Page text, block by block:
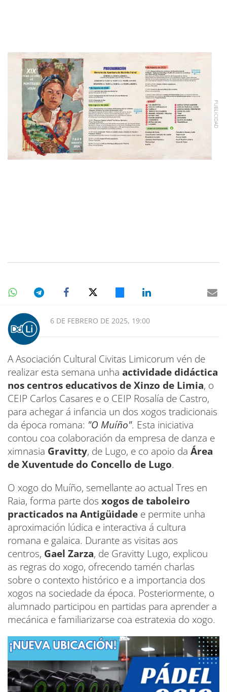
6 DE FEBRERO DE 2025, 19:00
A Asociación Cultural Civitas Limicorum vén de
realizar esta semana unha actividade didáctica
nos centros educativos de Xinzo de Limia, o
CEIP Carlos Casares e o CEIP Rosalía de Castro,
para achegar á infancia un dos xogos tradicionais
da época romana: "O Muíño". Esta iniciativa
contou coa colaboración da empresa de danza e
ximnasia Gravitty, de Lugo, e co apoio da Área
de Xuventude do Concello de Lugo.
O xogo do Muíño, semellante ao actual Tres en
Raia, forma parte dos xogos de taboleiro
practicados na Antigüidade e permite unha
aproximación lúdica e interactiva á cultura
romana e galaica. Durante as visitas aos
centros, Gael Zarza, de Gravitty Lugo, explicou
as regras do xogo, ofrecendo tamén charlas
sobre o contexto histórico e a importancia dos
xogos na sociedade da época. Posteriormente, o
alumnado participou en partidas para aprender a
mecánica e familiarizarse coa estratexia do xogo.